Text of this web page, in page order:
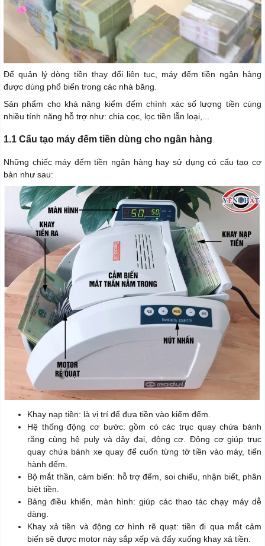
Để quản lý dòng tiền thay đổi liên tục, máy đếm tiền ngân hàng
được dùng phổ biến trong các nhà băng.
Sản phẩm cho khả năng kiểm đếm chính xác số lượng tiền cùng
nhiều tính năng hỗ trợ như: chia cọc, lọc tiền lẫn loại,...
1.1 Cấu tạo máy đếm tiền dùng cho ngân hàng
Những chiếc máy đếm tiền ngân hàng hay sử dụng có cấu tạo cơ
bản như sau:
Khay nạp tiền: là vị trí để đưa tiền vào kiểm đếm.
Hệ thống động cơ bước: gồm có các trục quay chứa bánh
răng cùng hệ puly và dây đai, động cơ. Động cơ giúp trục
quay chứa bánh xe quay để cuốn từng tờ tiền vào máy, tiến
hành đếm.
Bộ mắt thần, cảm biến: hỗ trợ đếm, soi chiếu, nhận biết, phân
biệt tiền.
Bảng điều khiển, màn hình: giúp các thao tác chạy máy dễ
dàng.
Khay xả tiền và động cơ hình rẽ quạt: tiền đi qua mắt cảm
biến sẽ được motor này sắp xếp và đẩy xuống khay xả tiền.